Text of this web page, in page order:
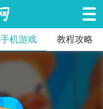
手机游戏 教程攻略